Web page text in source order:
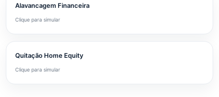
Alavancagem Financeira
Clique para simular
Quitação Home Equity
Clique para simular